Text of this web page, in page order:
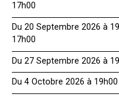
17h00
Du 20 Septembre 2026 à
17h00
Du 27 Septembre 2026 à
Du 4 Octobre 2026 à